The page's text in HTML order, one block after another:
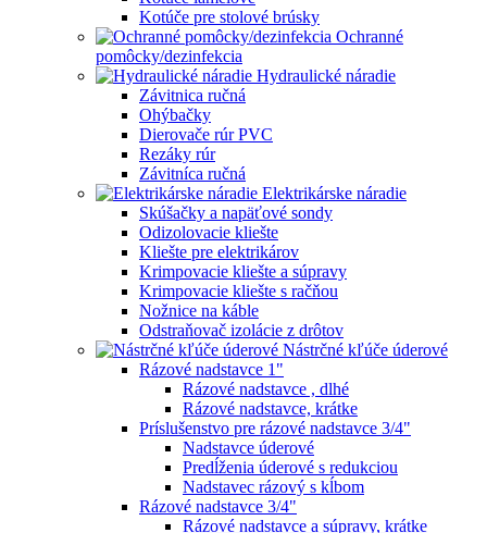
Kotúče pre stolové brúsky
Ochranné
pomôcky/dezinfekcia
Hydraulické náradie
Závitnica ručná
Ohýbačky
Dierovače rúr PVC
Rezáky rúr
Závitníca ručná
Elektrikárske náradie
Skúšačky a napäťové sondy
Odizolovacie kliešte
Kliešte pre elektrikárov
Krimpovacie kliešte a súpravy
Krimpovacie kliešte s račňou
Nožnice na káble
Odstraňovač izolácie z drôtov
Nástrčné kľúče úderové
Rázové nadstavce 1"
Rázové nadstavce , dlhé
Rázové nadstavce, krátke
Príslušenstvo pre rázové nadstavce 3/4"
Nadstavce úderové
Predĺženia úderové s redukciou
Nadstavec rázový s kĺbom
Rázové nadstavce 3/4"
Rázové nadstavce a súpravy, krátke